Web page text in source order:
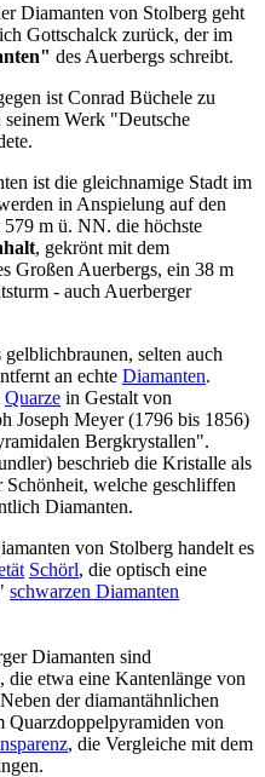
Diamanten von Stolberg geht
Gottschalck zurück, der im
des Auerbergs schreibt.
ist Conrad Büchele zu
Werk "Deutsche
ist die gleichnamige Stadt im
in Anspielung auf den
m ü. NN. die höchste
, gekrönt mit dem
Großen Auerbergs, ein 38 m
- auch Auerberger
selten auch
an echte Diamanten.
Quarze in Gestalt von
Joseph Meyer (1796 bis 1856)
Bergkrystallen".
beschrieb die Kristalle als
welche geschliffen
Diamanten.
von Stolberg handelt es
Schörl, die optisch eine
schwarzen Diamanten
Diamanten sind
etwa eine Kantenlänge von
der diamantähnlichen
Quarzdoppelpyramiden von
, die Vergleiche mit dem